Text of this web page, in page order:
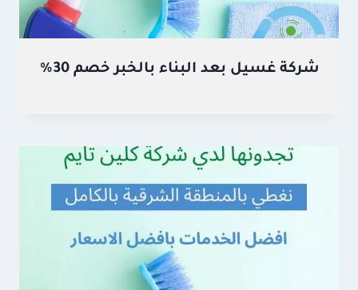
شركة غسيل بعد البناء بالخبر خصم 30%